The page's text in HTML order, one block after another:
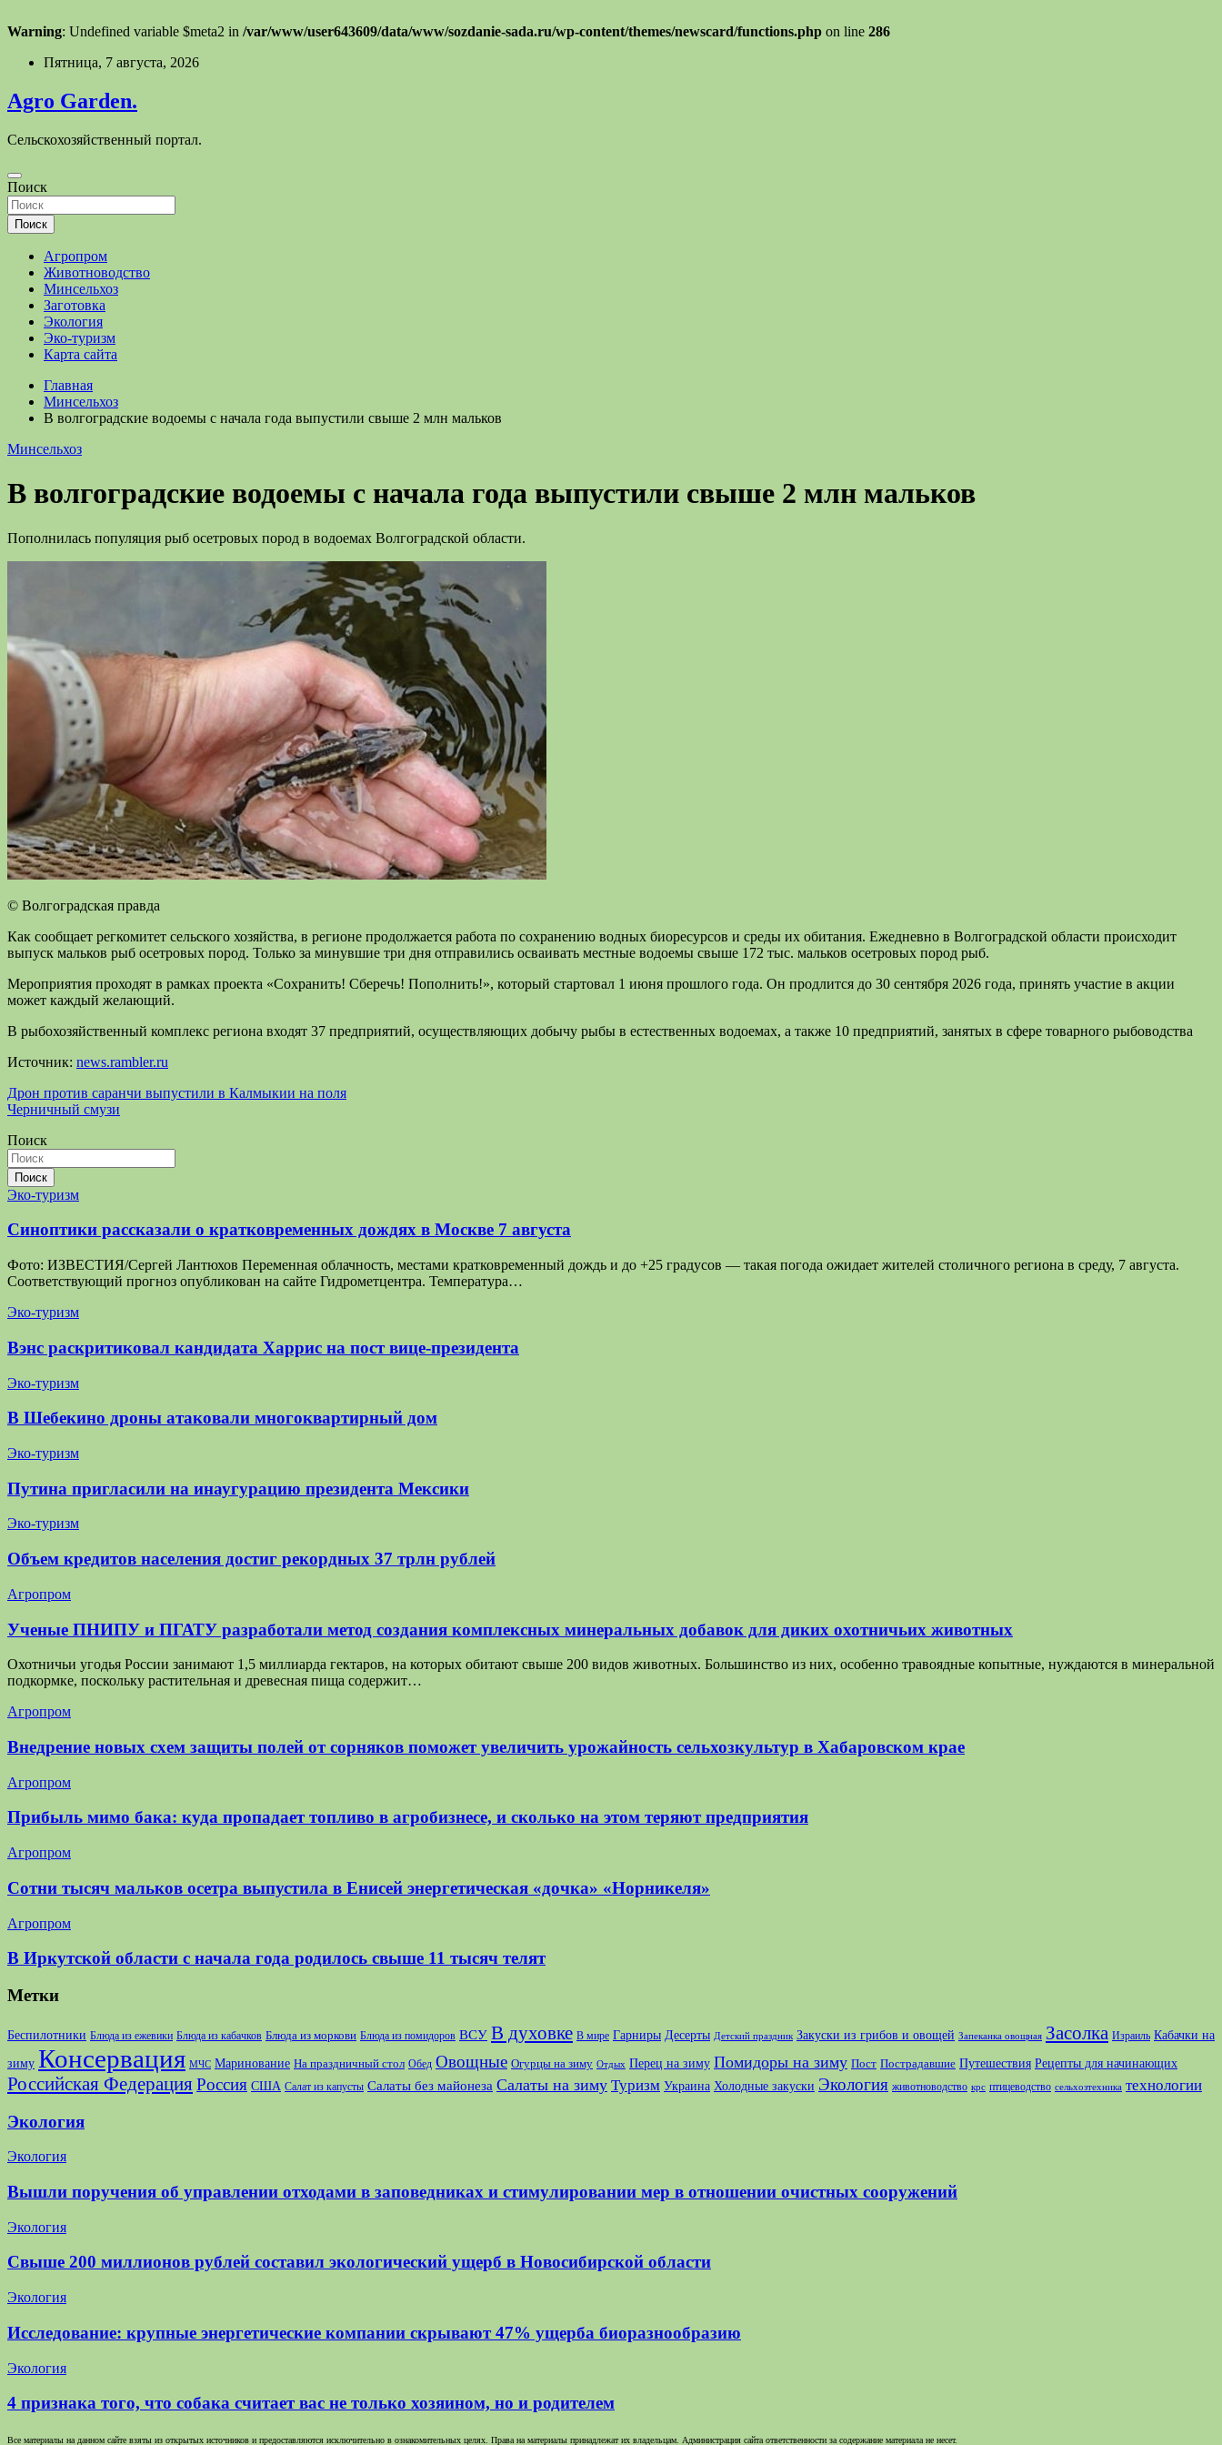
Warning: Undefined variable $meta2 in /var/www/user643609/data/www/sozdanie-sada.ru/wp-content/themes/newscard/functions.php on line 286
Перейти
содержимому
Пятница, 7 августа, 2026
Agro Garden.
Сельскохозяйственный портал.
Поиск
Поиск
Агропром
Животноводство
Минсельхоз
Заготовка
Экология
Эко-туризм
Карта сайта
Главная
Минсельхоз
В волгоградские водоемы с начала года выпустили свыше 2 млн мальков
Минсельхоз
В волгоградские водоемы с начала года выпустили свыше 2 млн мальков
Пополнилась популяция рыб осетровых пород в водоемах Волгоградской области.
© Волгоградская правда
Как сообщает регкомитет сельского хозяйства, в регионе продолжается работа по сохранению водных биоресурсов и среды их обитания. Ежедневно в Волгоградской области происходит
выпуск мальков рыб осетровых пород. Только за минувшие три дня отправились осваивать местные водоемы свыше 172 тыс. мальков осетровых пород рыб.
Мероприятия проходят в рамках проекта «Сохранить! Сберечь! Пополнить!», который стартовал 1 июня прошлого года. Он продлится до 30 сентября 2026 года, принять участие в акции
может каждый желающий.
В рыбохозяйственный комплекс региона входят 37 предприятий, осуществляющих добычу рыбы в естественных водоемах, а также 10 предприятий, занятых в сфере товарного рыбоводства
Источник: news.rambler.ru
Навигация
по
записям
Дрон против саранчи выпустили в Калмыкии на поля
Черничный смузи
Поиск
Поиск
Эко-туризм
Синоптики рассказали о кратковременных дождях в Москве 7 августа
Фото: ИЗВЕСТИЯ/Сергей Лантюхов Переменная облачность, местами кратковременный дождь и до +25 градусов — такая погода ожидает жителей столичного региона в среду, 7 августа.
Соответствующий прогноз опубликован на сайте Гидрометцентра. Температура…
Эко-туризм
Вэнс раскритиковал кандидата Харрис на пост вице-президента
Эко-туризм
В Шебекино дроны атаковали многоквартирный дом
Эко-туризм
Путина пригласили на инаугурацию президента Мексики
Эко-туризм
Объем кредитов населения достиг рекордных 37 трлн рублей
Агропром
Ученые ПНИПУ и ПГАТУ разработали метод создания комплексных минеральных добавок для диких охотничьих животных
Охотничьи угодья России занимают 1,5 миллиарда гектаров, на которых обитают свыше 200 видов животных. Большинство из них, особенно травоядные копытные, нуждаются в минеральной
подкормке, поскольку растительная и древесная пища содержит…
Агропром
Внедрение новых схем защиты полей от сорняков поможет увеличить урожайность сельхозкультур в Хабаровском крае
Агропром
Прибыль мимо бака: куда пропадает топливо в агробизнесе, и сколько на этом теряют предприятия
Агропром
Сотни тысяч мальков осетра выпустила в Енисей энергетическая «дочка» «Норникеля»
Агропром
В Иркутской области с начала года родилось свыше 11 тысяч телят
Метки
Беспилотники Блюда из ежевики Блюда из кабачков Блюда из моркови Блюда из помидоров ВСУ В духовке В мире Гарниры Десерты Детский праздник Закуски из грибов и овощей Запеканка овощная Засолка Израиль Кабачки на
зиму Консервация МЧС Маринование На праздничный стол Обед Овощные Огурцы на зиму Отдых Перец на зиму Помидоры на зиму Пост Пострадавшие Путешествия Рецепты для начинающих
Российская ФедерацияРоссия США Салат из капусты Салаты без майонеза Салаты на зиму Туризм Украина Холодные закуски Экология животноводство крс птицеводство сельхозтехника технологии
Экология
Экология
Вышли поручения об управлении отходами в заповедниках и стимулировании мер в отношении очистных сооружений
Экология
Свыше 200 миллионов рублей составил экологический ущерб в Новосибирской области
Экология
Исследование: крупные энергетические компании скрывают 47% ущерба биоразнообразию
Экология
4 признака того, что собака считает вас не только хозяином, но и родителем
Все материалы на данном сайте взяты из открытых источников и предоставляются исключительно в ознакомительных целях. Права на материалы принадлежат их владельцам. Администрация сайта ответственности за содержание материала не несет.